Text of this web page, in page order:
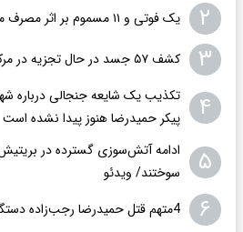
۲ یک فوتی و ۱۱ مسموم بر اثر مصرف مشروبات الکلی در نیشابور
۳ کشف ۵۷ جسد در حال تجزیه در مرکز کفن‌ودفن
۴
تکذیب یک شایعه جنجالی درباره
پیکر حمیدرضا هنوز پیدا نشده است
۵
ادامه آتش‌سوزی گسترده در بریتیش
سوختند/ ویدئو
۶ 4متهم قتل حمیدرضا رجب‌زاده دستگیر شدند